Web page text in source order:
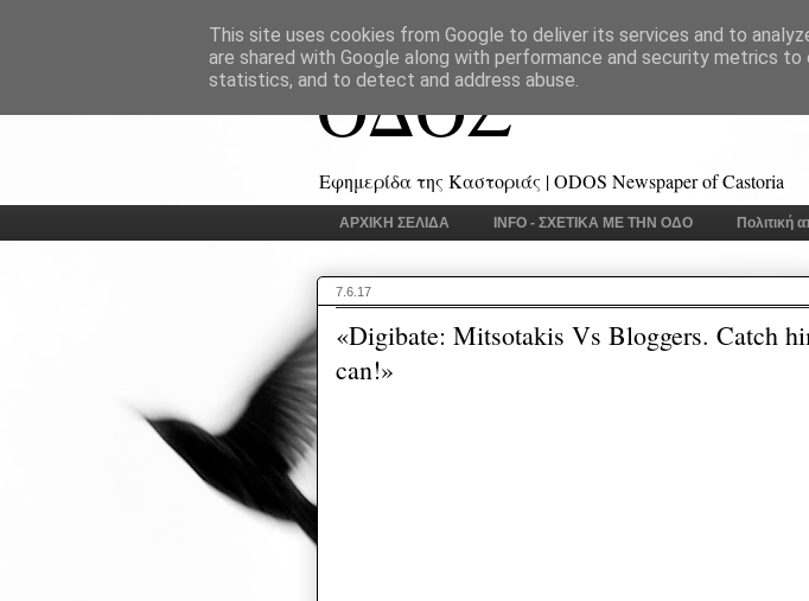
ΟΔΟΣ
Εφημερίδα της Καστοριάς | ODOS Newspaper of Castoria
ΑΡΧΙΚΗ ΣΕΛΙΔΑ INFO - ΣΧΕΤΙΚΑ ΜΕ ΤΗΝ ΟΔΟ Πολιτική
7.6.17
«Digibate: Μitsotakis Vs Bloggers. Catch
can!»
This site uses cookies from Google to deliver its services and to
are shared with Google along with performance and security metrics
statistics, and to detect and address abuse.